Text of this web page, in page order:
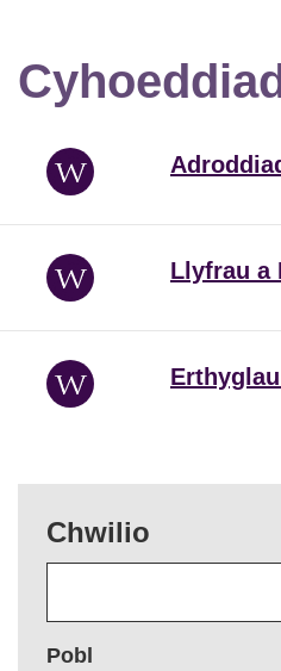
Llyfrau a
Chwilio
Pobl